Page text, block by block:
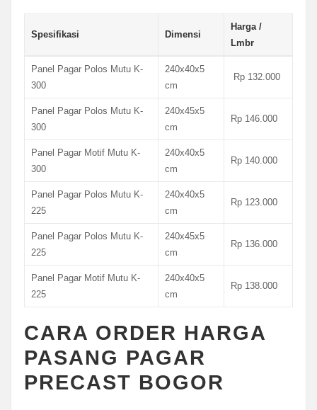
Spesifikasi Dimensi
Harga /
Lmbr
Panel Pagar Polos Mutu K-
300
240x40x5
cm
Rp 132.000
Panel Pagar Polos Mutu K-
300
240x45x5
cm
Rp 146.000
Panel Pagar Motif Mutu K-
300
240x40x5
cm
Rp 140.000
Panel Pagar Polos Mutu K-
225
240x40x5
cm
Rp 123.000
Panel Pagar Polos Mutu K-
225
240x45x5
cm
Rp 136.000
Panel Pagar Motif Mutu K-
225
240x40x5
cm
Rp 138.000
CARA ORDER HARGA
PASANG PAGAR
PRECAST BOGOR